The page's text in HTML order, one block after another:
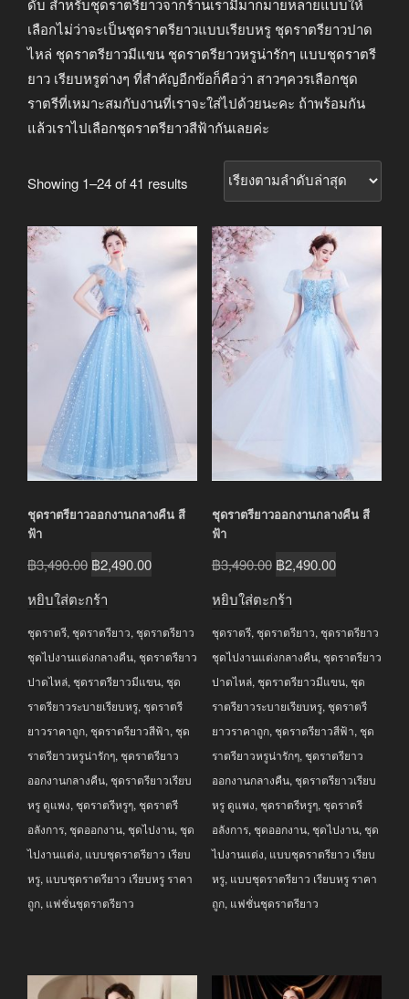
ดับ สำหรับชุดราตรียาวจากร้านเรามีมากมายหลายแบบให้
เลือกไม่ว่าจะเป็นชุดราตรียาวแบบเรียบหรู ชุดราตรียาวปาด
ไหล่ ชุดราตรียาวมีแขน ชุดราตรียาวหรูน่ารักๆ แบบชุดราตรี
ยาว เรียบหรูต่างๆ ที่สำคัญอีกข้อก็คือว่า สาวๆควรเลือกชุด
ราตรีที่เหมาะสมกับงานที่เราจะใส่ไปด้วยนะคะ ถ้าพร้อมกัน
แล้วเราไปเลือกชุดราตรียาวสีฟ้ากันเลยค่ะ
Showing 1–24 of 41 results
latest
ชุดราตรียาวออกงานกลางคืน สี
ฟ้า
฿3,490.00 Original
฿3,490.00.
฿2,490.00Current
฿2,490.00.
หยิบใส่ตะกร้า
ชุดราตรี, ชุดราตรียาว, ชุดราตรียาว
ชุดไปงานแต่งกลางคืน, ชุดราตรียาว
ปาดไหล่, ชุดราตรียาวมีแขน, ชุด
ราตรียาวระบายเรียบหรู, ชุดราตรี
ยาวราคาถูก, ชุดราตรียาวสีฟ้า, ชุด
ราตรียาวหรูน่ารักๆ, ชุดราตรียาว
ออกงานกลางคืน, ชุดราตรียาวเรียบ
หรู ดูแพง, ชุดราตรีหรูๆ, ชุดราตรี
อลังการ, ชุดออกงาน, ชุดไปงาน, ชุด
ไปงานแต่ง, แบบชุดราตรียาว เรียบ
หรู, แบบชุดราตรียาว เรียบหรู ราคา
ถูก, แฟชั่นชุดราตรียาว
ชุดราตรียาวออกงานกลางคืน สี
ฟ้า
฿3,490.00 Original
฿3,490.00.
฿2,490.00Current
฿2,490.00.
หยิบใส่ตะกร้า
ชุดราตรี, ชุดราตรียาว, ชุดราตรียาว
ชุดไปงานแต่งกลางคืน, ชุดราตรียาว
ปาดไหล่, ชุดราตรียาวมีแขน, ชุด
ราตรียาวระบายเรียบหรู, ชุดราตรี
ยาวราคาถูก, ชุดราตรียาวสีฟ้า, ชุด
ราตรียาวหรูน่ารักๆ, ชุดราตรียาว
ออกงานกลางคืน, ชุดราตรียาวเรียบ
หรู ดูแพง, ชุดราตรีหรูๆ, ชุดราตรี
อลังการ, ชุดออกงาน, ชุดไปงาน, ชุด
ไปงานแต่ง, แบบชุดราตรียาว เรียบ
หรู, แบบชุดราตรียาว เรียบหรู ราคา
ถูก, แฟชั่นชุดราตรียาว